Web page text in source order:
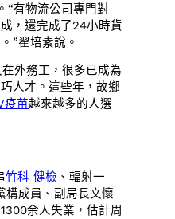
“有物流公司專門對
，還完成了24小時貨
”翟培素說。
外務工，很多已成為
人才。這些年，故鄉
疫苗越來越多的人選
竹科 健檢 、輻射一
構成員、副局長文懷
余人失業，估計周